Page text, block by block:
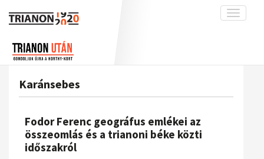
Toggle
A békerendszer megszilárdulása
Galéria
Karánsebes
Fodor Ferenc geográfus emlékei az
összeomlás és a trianoni béke közti
időszakról